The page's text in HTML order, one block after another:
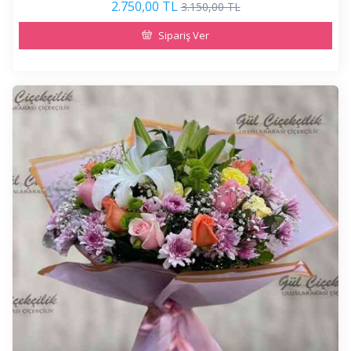
2.750,00 TL 3.150,00 TL
Sipariş Ver